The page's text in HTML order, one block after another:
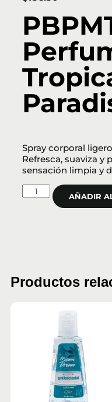
Spray corporal
Refresca, suaviza y
sensación limpia y
AÑADIR
Productos